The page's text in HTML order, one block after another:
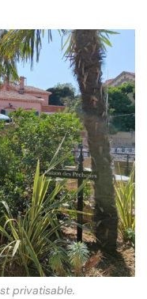
privatisable.